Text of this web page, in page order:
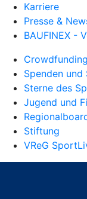
Karriere
Presse &
BAUFINEX -
Crowdfunding
Spenden und
Sterne des
Jugend und
Stiftung
VReG